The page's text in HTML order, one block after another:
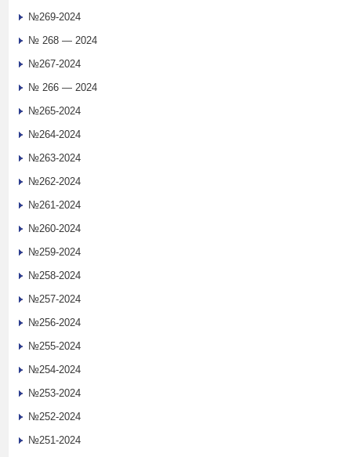
№269-2024
№ 268 — 2024
№267-2024
№ 266 — 2024
№265-2024
№264-2024
№263-2024
№262-2024
№261-2024
№260-2024
№259-2024
№258-2024
№257-2024
№256-2024
№255-2024
№254-2024
№253-2024
№252-2024
№251-2024